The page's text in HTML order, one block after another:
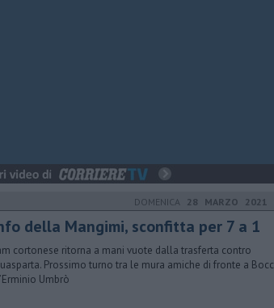
DOMENICA 28 MARZO 2021
della Mangimi, sconfitta per 7 a 1
cortonese ritorna a mani vuote dalla trasferta contro
Prossimo turno tra le mura amiche di fronte a
Umbrò